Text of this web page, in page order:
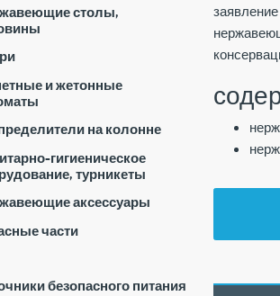
столы,
и жетонные
на колонне
гигиеническое
турникеты
аксессуары
части
безопасного питания